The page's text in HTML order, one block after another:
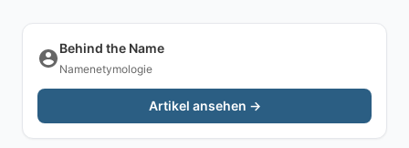
Behind the Name
Namenetymologie
Artikel ansehen →